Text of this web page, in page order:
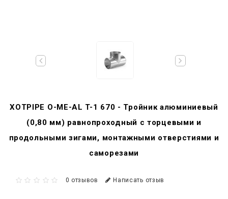
XOTPIPE O-ME-AL T-1 670 - Тройник алюминиевый
(0,80 мм) равнопроходный с торцевыми и
продольными зигами, монтажными отверстиями и
саморезами
0 отзывов Написать отзыв